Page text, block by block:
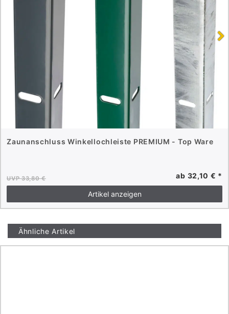
Zaunanschluss Winkellochleiste PREMIUM - Top Ware
UVP 33,80 € ab 32,10 € *
Artikel anzeigen
Ähnliche Artikel